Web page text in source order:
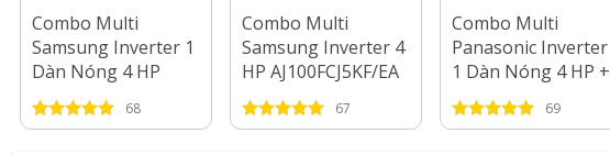
Combo Multi
Samsung Inverter 1
Dàn Nóng 4 HP
AJ100FCJ5KF/EA + 4
Dàn Lạnh 1 HP - 2
68
Combo Multi
Samsung Inverter 4
HP AJ100FCJ5KF/EA
+ 3 Dàn Lạnh 1 HP -
1.5 HP - 2.5 HP
67
Combo Multi
Panasonic Inverter
1 Dàn Nóng 4 HP +
4 Dàn Lạnh 1 HP - 2
HP
69